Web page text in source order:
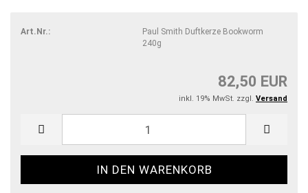
Art.Nr.:
Paul Smith Duftkerze Bookworm
240g
82,50 EUR
inkl. 19% MwSt. zzgl. Versand